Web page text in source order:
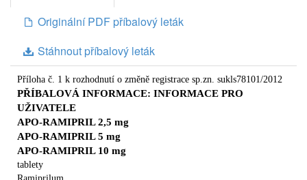
Originální PDF příbalový leták
Stáhnout příbalový leták
Příloha č. 1 k rozhodnutí o změně registrace sp.zn. sukls78101/2012
PŘÍBALOVÁ INFORMACE: INFORMACE PRO
UŽIVATELE
APO-RAMIPRIL 2,5 mg
APO-RAMIPRIL 5 mg
APO-RAMIPRIL 10 mg
tablety